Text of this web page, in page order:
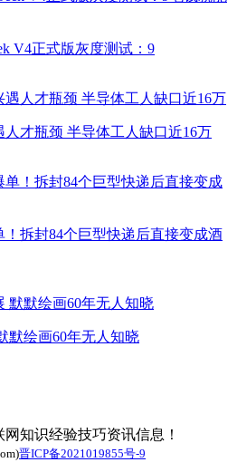
V4正式版灰度测试：9
才瓶颈 半导体工人缺口近16万
拆封84个巨型快递后直接变成酒
默绘画60年无人知晓
知识经验技巧资讯信息！
晋ICP备2021019855号-9